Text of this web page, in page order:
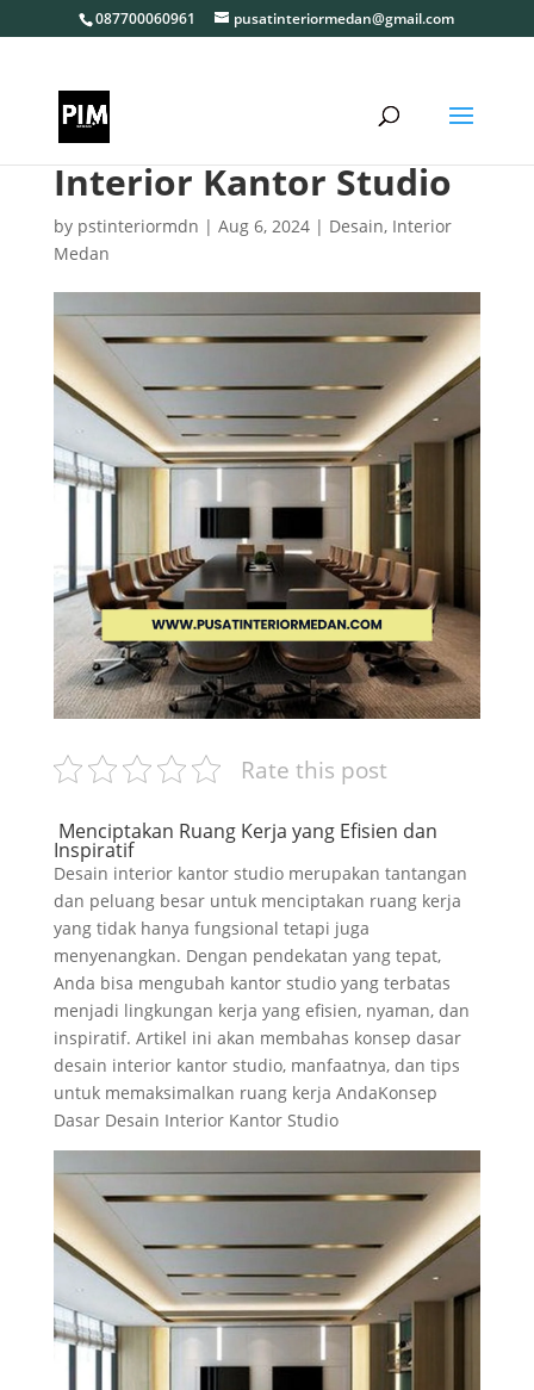
087700060961 pusatinteriormedan@gmail.com
Interior Kantor Studio
by pstinteriormdn | Aug 6, 2024| Desain, Interior
Medan
Rate this post
Menciptakan Ruang Kerja yang Efisien dan
Inspiratif
Desain interior kantor studio merupakan tantangan
dan peluang besar untuk menciptakan ruang kerja
yang tidak hanya fungsional tetapi juga
menyenangkan. Dengan pendekatan yang tepat,
Anda bisa mengubah kantor studio yang terbatas
menjadi lingkungan kerja yang efisien, nyaman, dan
inspiratif. Artikel ini akan membahas konsep dasar
desain interior kantor studio, manfaatnya, dan tips
untuk memaksimalkan ruang kerja AndaKonsep
Dasar Desain Interior Kantor Studio